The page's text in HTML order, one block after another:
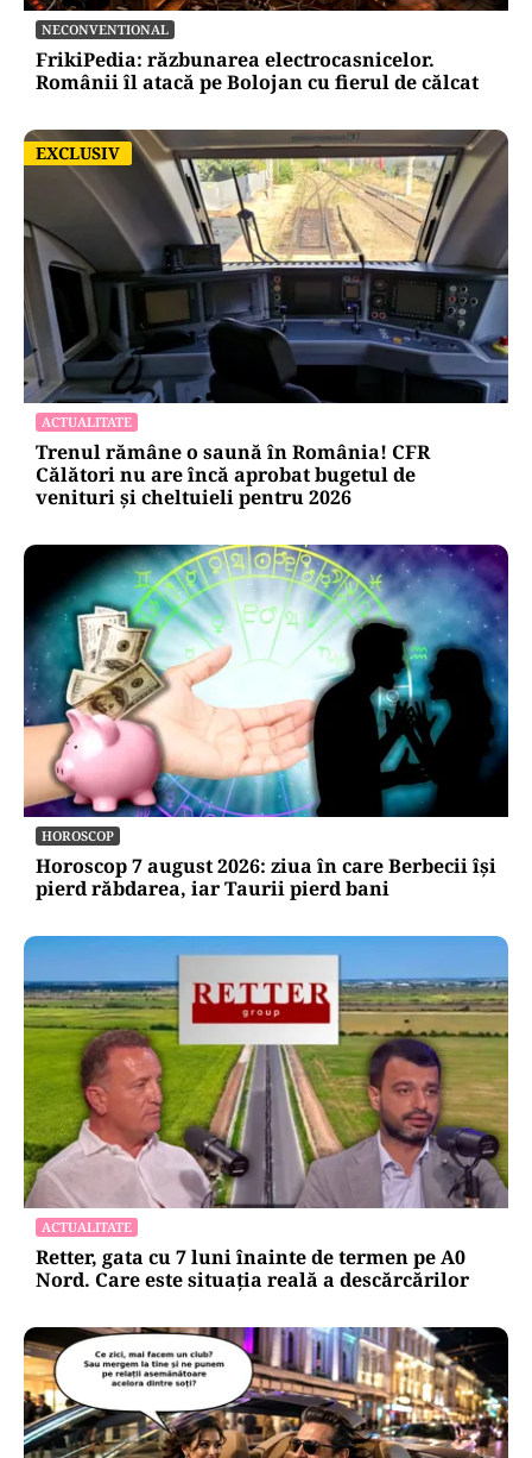
NECONVENTIONAL
FrikiPedia: răzbunarea electrocasnicelor.
Românii îl atacă pe Bolojan cu fierul de călcat
EXCLUSIV
EXCLUSIV
ACTUALITATE
Trenul rămâne o saună în România! CFR
Călători nu are încă aprobat bugetul de
venituri și cheltuieli pentru 2026
HOROSCOP
Horoscop 7 august 2026: ziua în care Berbecii își
pierd răbdarea, iar Taurii pierd bani
ACTUALITATE
Retter, gata cu 7 luni înainte de termen pe A0
Nord. Care este situația reală a descărcărilor